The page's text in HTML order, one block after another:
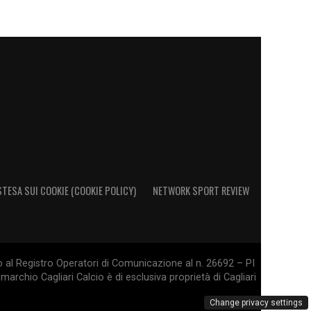
SUI COOKIE (COOKIE POLICY) NETWORK SPORT REVIEW
Registro Operatori di Comunicazione al n. 26692 – PI
Cagliari Calcio è di esclusiva proprietà di Cagliari
Change privacy settings